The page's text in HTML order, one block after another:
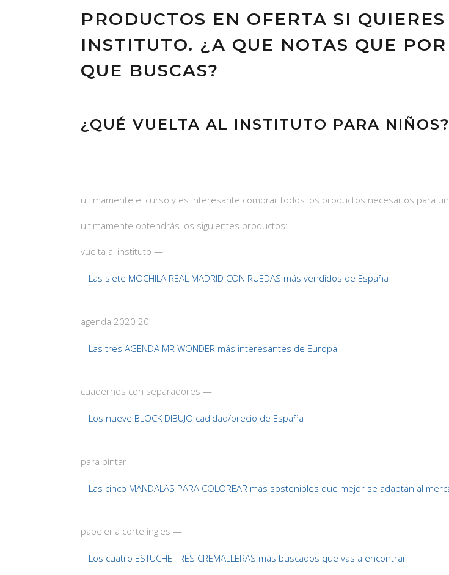
PRODUCTOS EN OFERTA SI
INSTITUTO. ¿A QUE NOTAS QUE
QUE BUSCAS?
¿QUÉ VUELTA AL INSTITUTO PARA NIÑOS?
ultimamente el curso y es interesante comprar todos los productos necesarios para
ultimamente obtendrás los siguientes productos:
vuelta al instituto —
Las siete MOCHILA REAL MADRID CON RUEDAS más vendidos de España
agenda 2020 20 —
Las tres AGENDA MR WONDER más interesantes de Europa
cuadernos con separadores —
Los nueve BLOCK DIBUJO cadidad/precio de España
para pìntar —
Las cinco MANDALAS PARA COLOREAR más sostenibles que mejor se adaptan al
papeleria corte ingles —
Los cuatro ESTUCHE TRES CREMALLERAS más buscados que vas a encontrar